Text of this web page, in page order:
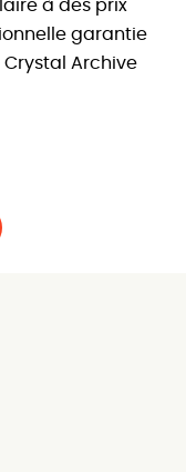
à des prix
garantie
Archive